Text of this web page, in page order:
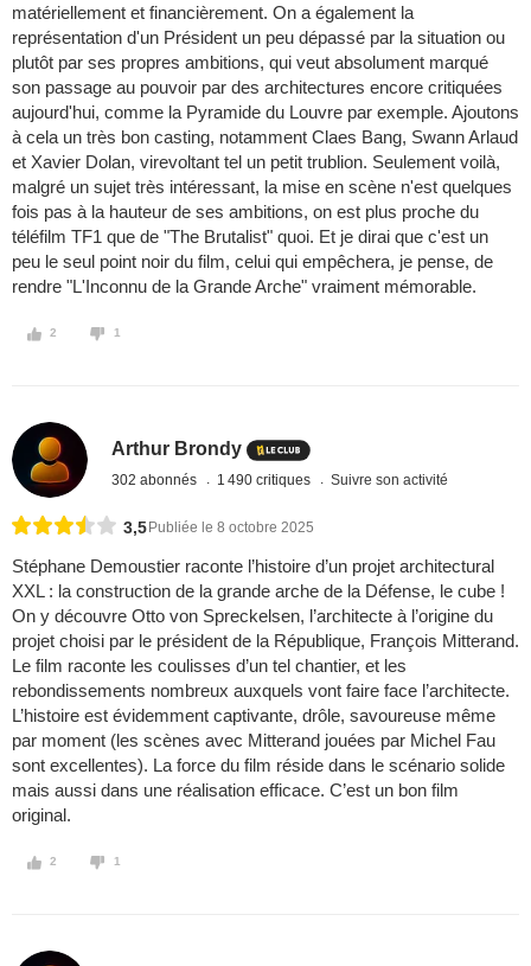
matériellement et financièrement. On a également la
représentation d'un Président un peu dépassé par la situation ou
plutôt par ses propres ambitions, qui veut absolument marqué
son passage au pouvoir par des architectures encore critiquées
aujourd'hui, comme la Pyramide du Louvre par exemple. Ajoutons
à cela un très bon casting, notamment Claes Bang, Swann Arlaud
et Xavier Dolan, virevoltant tel un petit trublion. Seulement voilà,
malgré un sujet très intéressant, la mise en scène n'est quelques
fois pas à la hauteur de ses ambitions, on est plus proche du
téléfilm TF1 que de "The Brutalist" quoi. Et je dirai que c'est un
peu le seul point noir du film, celui qui empêchera, je pense, de
rendre "L'Inconnu de la Grande Arche" vraiment mémorable.
2 1
Arthur Brondy
302 abonnés 1 490 critiques Suivre son activité
3,5 Publiée le 8 octobre 2025
Stéphane Demoustier raconte l’histoire d’un projet architectural
XXL : la construction de la grande arche de la Défense, le cube !
On y découvre Otto von Spreckelsen, l’architecte à l’origine du
projet choisi par le président de la République, François Mitterand.
Le film raconte les coulisses d’un tel chantier, et les
rebondissements nombreux auxquels vont faire face l’architecte.
L’histoire est évidemment captivante, drôle, savoureuse même
par moment (les scènes avec Mitterand jouées par Michel Fau
sont excellentes). La force du film réside dans le scénario solide
mais aussi dans une réalisation efficace. C’est un bon film
original.
2 1